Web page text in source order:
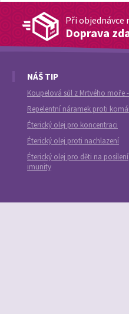
Při objednávce
Doprava
NÁŠ TIP
Koupelová sůl z Mrtvého moře
Repelentní náramek proti
Éterický olej pro koncentraci
Éterický olej proti nachlazení
Éterický olej pro děti na posílení
imunity